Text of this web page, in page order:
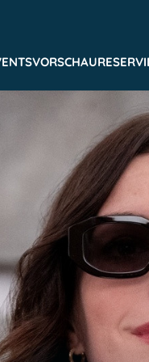
VORSCHAU